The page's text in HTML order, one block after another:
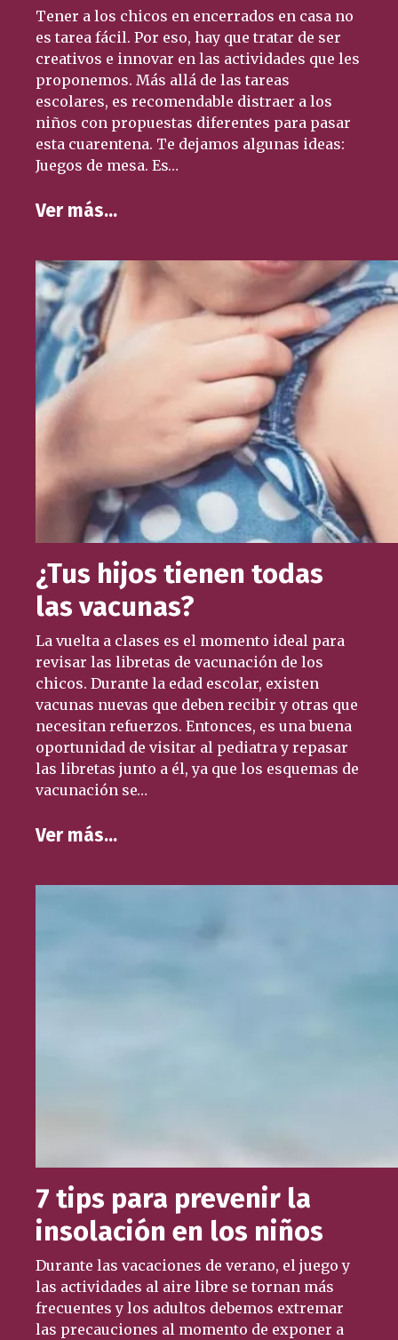
Tener a los chicos en encerrados en casa no
es tarea fácil. Por eso, hay que tratar de ser
creativos e innovar en las actividades que les
proponemos. Más allá de las tareas
escolares, es recomendable distraer a los
niños con propuestas diferentes para pasar
esta cuarentena. Te dejamos algunas ideas:
Juegos de mesa. Es…
Ver más…
¿Tus hijos tienen todas
las vacunas?
La vuelta a clases es el momento ideal para
revisar las libretas de vacunación de los
chicos. Durante la edad escolar, existen
vacunas nuevas que deben recibir y otras que
necesitan refuerzos. Entonces, es una buena
oportunidad de visitar al pediatra y repasar
las libretas junto a él, ya que los esquemas de
vacunación se…
Ver más…
7 tips para prevenir la
insolación en los niños
Durante las vacaciones de verano, el juego y
las actividades al aire libre se tornan más
frecuentes y los adultos debemos extremar
las precauciones al momento de exponer a